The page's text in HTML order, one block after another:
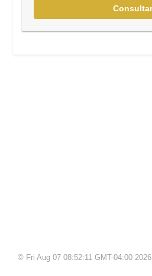
© Fri Aug 07 08:52:11 GMT-04:00 2026